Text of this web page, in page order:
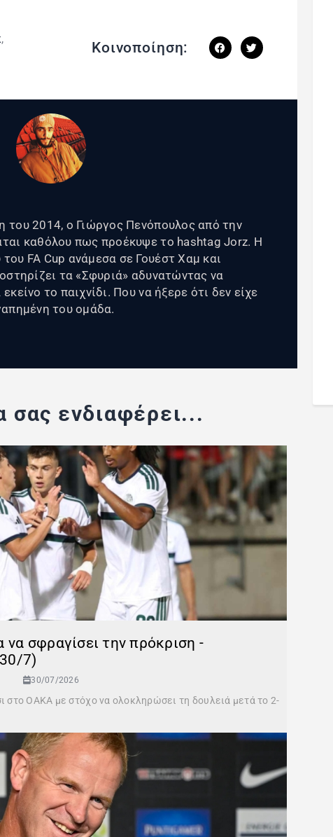
,
Κοινοποίηση:
2014, ο Γιώργος Πενόπουλος από την
καθόλου πως προέκυψε το hashtag Jorz. Η
FA Cup ανάμεσα σε Γουέστ Χαμ και
τα «Σφυριά» αδυνατώντας να
το παιχνίδι. Που να ήξερε ότι δεν είχε
του ομάδα.
σας ενδιαφέρει...
να σφραγίσει την πρόκριση -
7)
30/07/2026
στο ΟΑΚΑ με στόχο να ολοκληρώσει τη δουλειά μετά το 2-